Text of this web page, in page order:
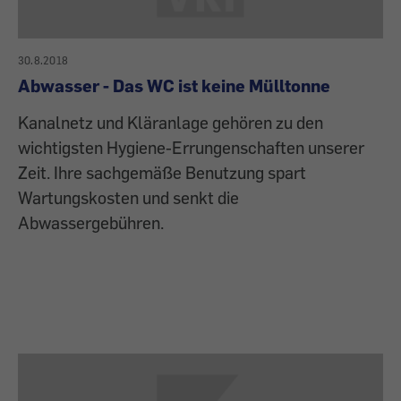
30.8.2018
Abwasser - Das WC ist keine Mülltonne
Kanalnetz und Kläranlage gehören zu den
wichtigsten Hygiene-Errungenschaften unserer
Zeit. Ihre sachgemäße Benutzung spart
Wartungskosten und senkt die
Abwassergebühren.